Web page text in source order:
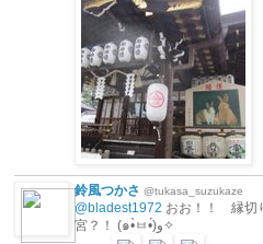
鈴風つかさ @tukasa_suzukaze
@bladest1972 おお！！ 縁切
宮？！ (๑•̀ㅂ•́)و✧